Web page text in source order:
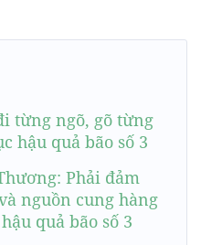
từng ngõ, gõ từng
hậu quả bão số 3
Phải đảm
nguồn cung hàng
quả bão số 3